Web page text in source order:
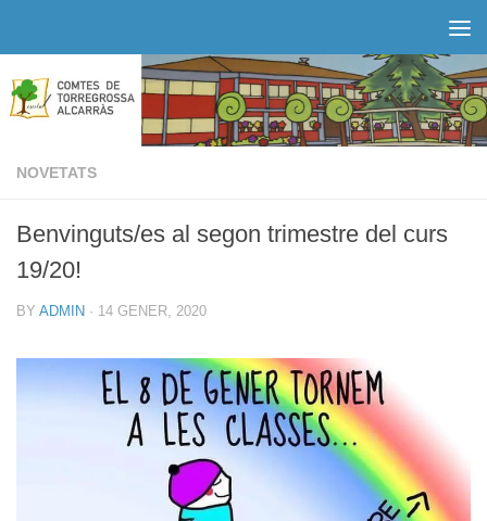
NOVETATS
Benvinguts/es al segon trimestre del curs
19/20!
BY ADMIN · 14 GENER, 2020